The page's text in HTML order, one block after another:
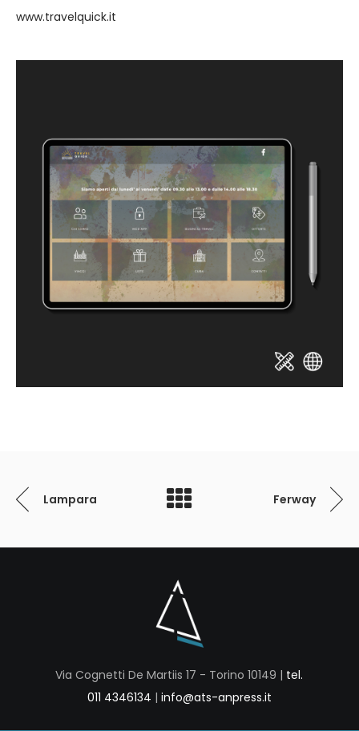
www.travelquick.it
Lampara Ferway
Via Cognetti De Martiis 17 - Torino 10149 | tel.
011 4346134 | info@ats-anpress.it